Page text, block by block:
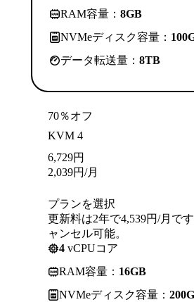
RAM容量： 8GB
NVMeディスク容量：
データ転送量： 8TB
70％オフ
KVM 4
6,729円
2,039円/月
プランを選択
更新料は2年で4,539円/月で
ャンセル可能。
4 vCPUコア
RAM容量： 16GB
NVMeディスク容量：